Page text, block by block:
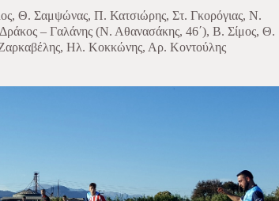
Θ. Σαμψώνας, Π. Κατσιώρης, Στ. Γκορόγιας, Ν.
– Γαλάνης (Ν. Αθανασάκης, 46΄), Β. Σίμος, Θ.
Ηλ. Κοκκώνης, Αρ. Κοντούλης